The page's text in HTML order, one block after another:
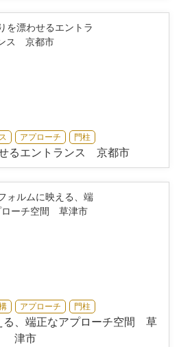
アプローチ 門柱
るエントランス 京都市
アプローチ 門柱
る、端正なアプローチ空間 草
津市